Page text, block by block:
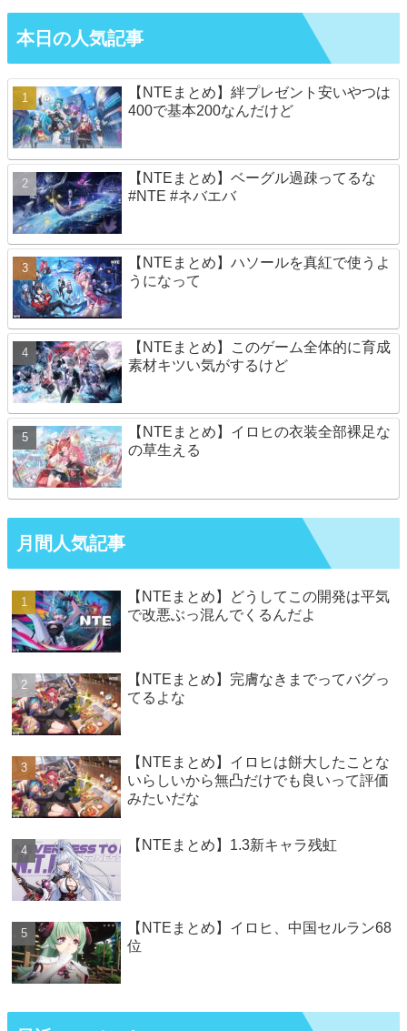
本日の人気記事
【NTEまとめ】絆プレゼント安いやつは
400で基本200なんだけど
【NTEまとめ】ベーグル過疎ってるな
#NTE #ネバエバ
【NTEまとめ】ハソールを真紅で使うよ
うになって
【NTEまとめ】このゲーム全体的に育成
素材キツい気がするけど
【NTEまとめ】イロヒの衣装全部裸足な
の草生える
月間人気記事
【NTEまとめ】どうしてこの開発は平気
で改悪ぶっ混んでくるんだよ
【NTEまとめ】完膚なきまでってバグっ
てるよな
【NTEまとめ】イロヒは餅大したことな
いらしいから無凸だけでも良いって評価
みたいだな
【NTEまとめ】1.3新キャラ残虹
【NTEまとめ】イロヒ、中国セルラン68
位